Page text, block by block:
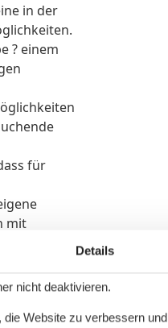
in der
? einem
für
mit
Zur
Details
nicht deaktivieren.
Website zu verbessern und